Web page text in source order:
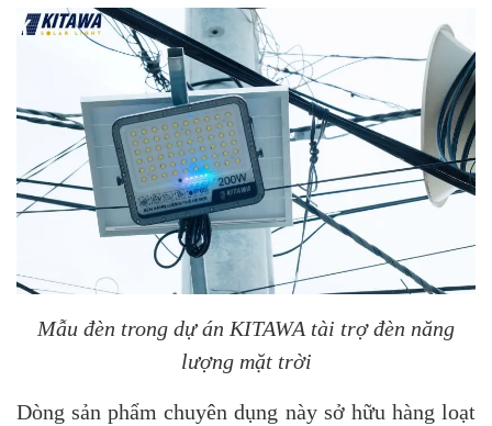
Mẫu đèn trong dự án KITAWA tài trợ đèn năng
lượng mặt trời
Dòng sản phẩm chuyên dụng này sở hữu hàng loạt